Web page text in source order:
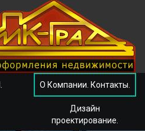
О Компании. Контакты.
Дизайн
проектирование.